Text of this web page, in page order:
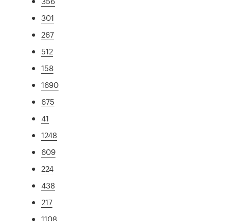
301
267
512
158
1690
675
41
1248
609
224
438
217
1108